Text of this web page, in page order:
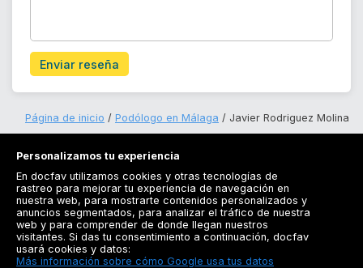
Enviar reseña
Página de inicio Podólogo en Málaga Javier Rodriguez Molina
Registrarse
Docfav
Personalizamos tu experiencia
En docfav utilizamos cookies y otras tecnologías de
rastreo para mejorar tu experiencia de navegación en
nuestra web, para mostrarte contenidos personalizados y
anuncios segmentados, para analizar el tráfico de nuestra
web y para comprender de donde llegan nuestros
visitantes. Si das tu consentimiento a continuación, docfav
usará cookies y datos:
Más información sobre cómo Google usa tus datos